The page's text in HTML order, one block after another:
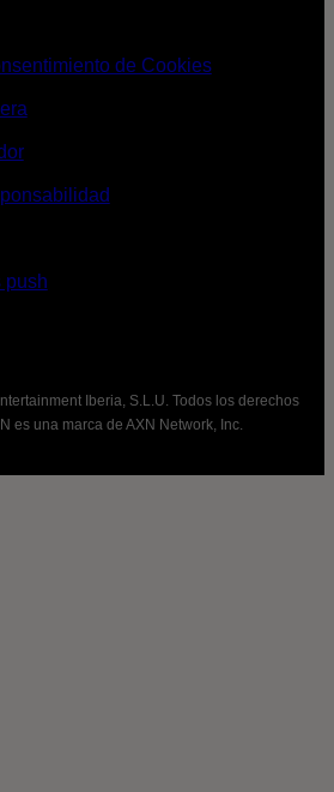
de Cookies
push
Iberia, S.L.U. Todos los derechos
es una marca de AXN Network, Inc.